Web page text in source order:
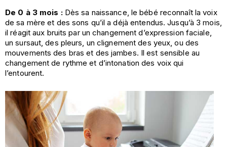
De 0 à 3 mois : Dès sa naissance, le bébé reconnaît la voix
de sa mère et des sons qu’il a déjà entendus. Jusqu’à 3 mois,
il réagit aux bruits par un changement d’expression faciale,
un sursaut, des pleurs, un clignement des yeux, ou des
mouvements des bras et des jambes. Il est sensible au
changement de rythme et d’intonation des voix qui
l’entourent.